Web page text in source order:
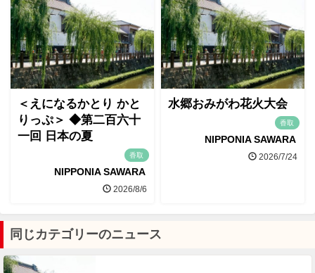
＜えになるかとり かと
りっぷ＞ ◆第二百六十
一回 日本の夏
香取
NIPPONIA SAWARA
2026/8/6
水郷おみがわ花火大会
香取
NIPPONIA SAWARA
2026/7/24
同じカテゴリーのニュース